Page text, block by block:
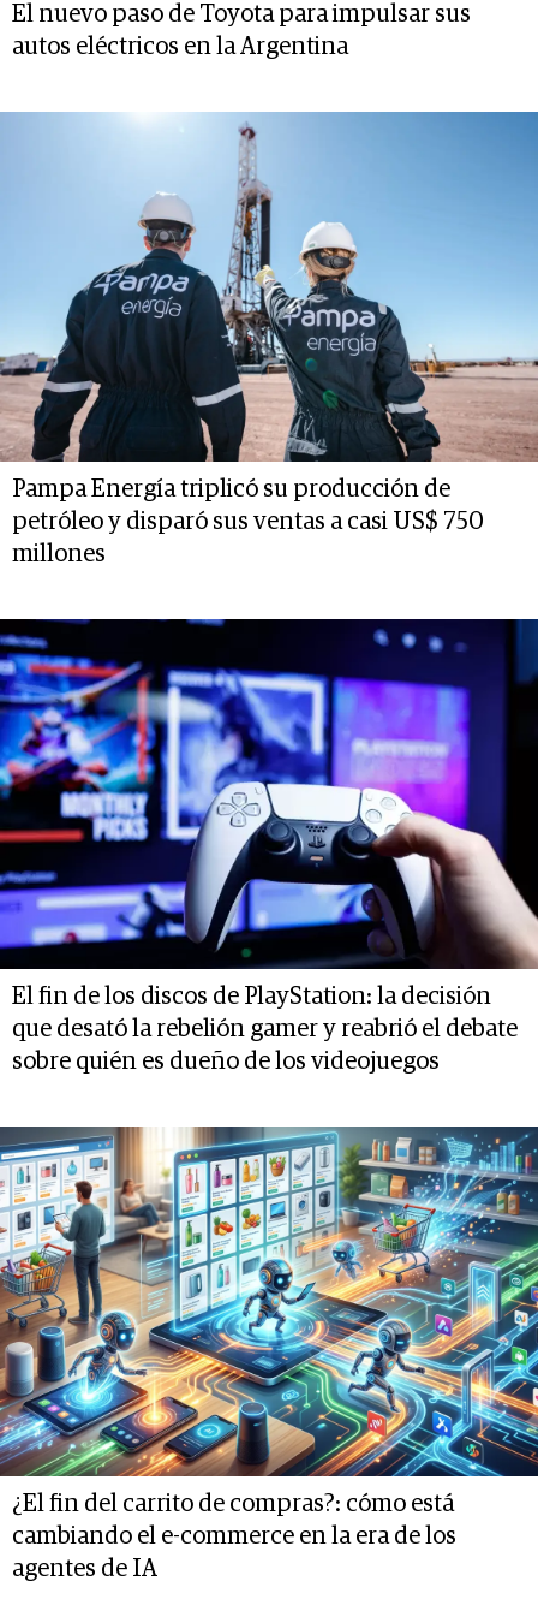
El nuevo paso de Toyota para impulsar sus
autos eléctricos en la Argentina
Pampa Energía triplicó su producción de
petróleo y disparó sus ventas a casi US$ 750
millones
El fin de los discos de PlayStation: la decisión
que desató la rebelión gamer y reabrió el debate
sobre quién es dueño de los videojuegos
¿El fin del carrito de compras?: cómo está
cambiando el e-commerce en la era de los
agentes de IA